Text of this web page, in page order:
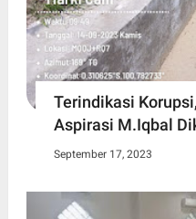
Terindikasi
Aspirasi M.Iqbal
September 17, 2023